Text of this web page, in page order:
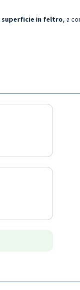
superficie in feltro, a